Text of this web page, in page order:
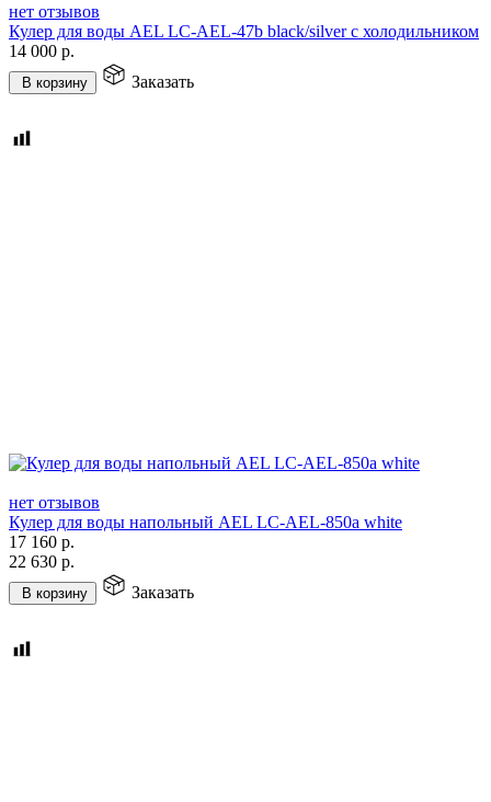
нет отзывов
Кулер для воды AEL LС-AEL-47b black/silver с холодильником
14 000 р.
В корзину Заказать
нет отзывов
Кулер для воды напольный AEL LC-AEL-850а white
17 160 р.
22 630 р.
В корзину Заказать